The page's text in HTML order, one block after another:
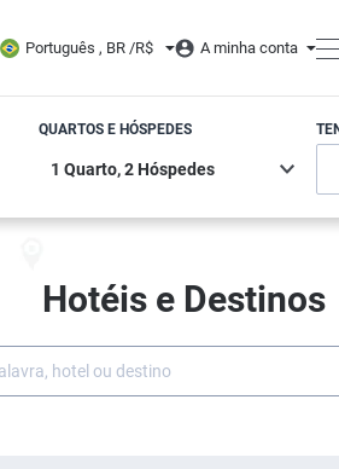
Português , BR /R$ A minha conta
QUARTOS E HÓSPEDES
Hotéis e Destinos